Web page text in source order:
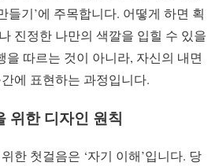
들기’에 주목합니다. 어떻게 하면 획
진정한 나만의 색깔을 입힐 수 있을
을 따르는 것이 아니라, 자신의 내면
에 표현하는 과정입니다.
위한 디자인 원칙
한 첫걸음은 ‘자기 이해’입니다. 당